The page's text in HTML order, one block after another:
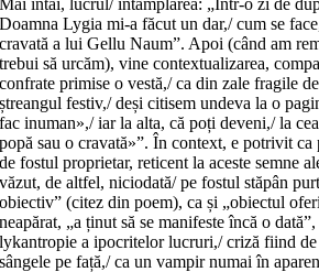
Mai întâi, lucrul/ întâmplarea: „Într-o zi de
Doamna Lygia mi-a făcut un dar,/ cum se
cravată a lui Gellu Naum”. Apoi (când am
trebui să urcăm), vine contextualizarea,
confrate primise o vestă,/ ca din zale fragile
ștreangul festiv,/ deși citisem undeva la o
fac inuman»,/ iar la alta, că poți deveni,/ la
popă sau o cravată»”. În context, e potrivit ca
de fostul proprietar, reticent la aceste semne
văzut, de altfel, niciodată/ pe fostul stăpân
obiectiv” (citez din poem), ca și „obiectul
neapărat, „a ținut să se manifeste încă o
lykantropie a ipocritelor lucruri,/ criză fiind de
sângele pe față,/ ca un vampir numai în